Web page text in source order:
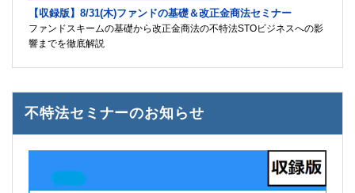
【収録版】8/31(木)ファンドの基礎＆改正金商法セミナー
ファンドスキームの基礎から改正金商法の不特法STOビジネスへの影
響までを徹底解説
不特法セミナーのお知らせ